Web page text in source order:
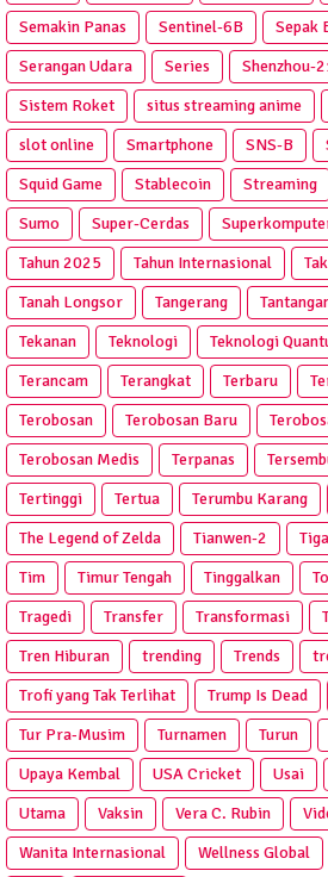
Semakin Panas
Sentinel-6B Sepak
Serangan Udara
Series Shenzhou-
Sistem Roket
situs streaming anime
slot online
Smartphone SNS-B
Squid Game
Stablecoin Streaming
Sumo
Super-Cerdas
Tahun 2025
Tahun Internasional
Tanah Longsor
Tangerang
Tekanan
Teknologi Teknologi
Terancam
Terangkat Terbaru
Terobosan
Terobosan Baru
Terobosan Medis
Terpanas
Tertinggi
Tertua Terumbu Karang
The Legend of Zelda
Tianwen-2 Tiga
Tim
Timur Tengah Tinggalkan
Tragedi
Transfer Transformasi
Tren Hiburan
trending Trends
Trofi yang Tak Terlihat
Trump Is Dead
Tur Pra‑Musim
Turnamen Turun
Upaya Kembal
USA Cricket Usai
Utama
Vaksin Vera C. Rubin
Wanita Internasional
Wellness Global